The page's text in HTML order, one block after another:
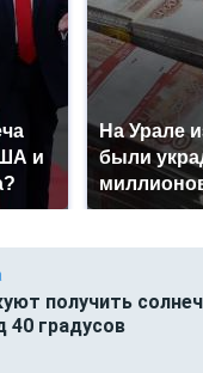
и
На Урале
были
получить
40 градусов